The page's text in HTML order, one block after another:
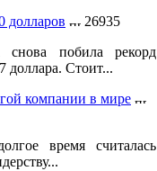
долларов
26935
снова побила рекорд
доллара. Стоит...
компании в мире
время считалась